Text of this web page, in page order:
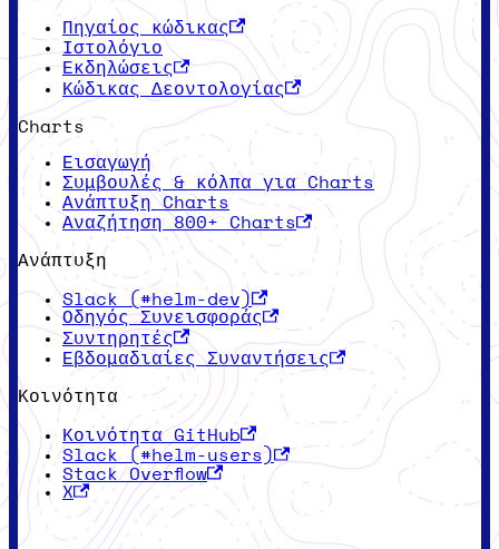
Πηγαίος κώδικας
Ιστολόγιο
Εκδηλώσεις
Κώδικας Δεοντολογίας
Charts
Εισαγωγή
Συμβουλές & κόλπα για Charts
Ανάπτυξη Charts
Αναζήτηση 800+ Charts
Ανάπτυξη
Slack (#helm-dev)
Οδηγός Συνεισφοράς
Συντηρητές
Εβδομαδιαίες Συναντήσεις
Κοινότητα
Κοινότητα GitHub
Slack (#helm-users)
Stack Overflow
X